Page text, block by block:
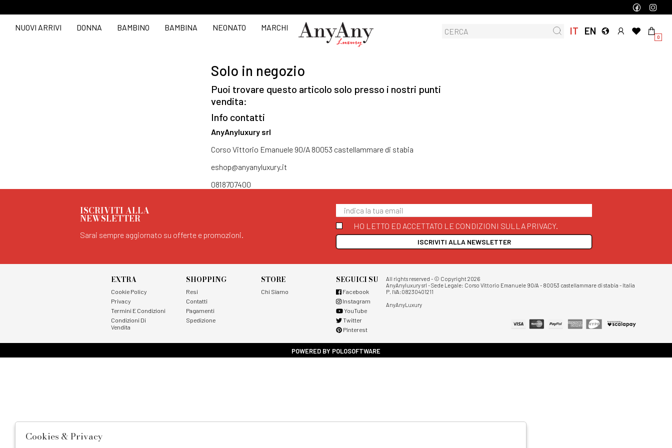
IT EN
0
NUOVI ARRIVI DONNA BAMBINO BAMBINA NEONATO MARCHI
Solo in negozio
Puoi trovare questo articolo solo presso i nostri punti
vendita:
Info contatti
AnyAnyluxury srl
Corso Vittorio Emanuele 90/A 80053 castellammare di stabia
eshop@anyanyluxury.it
0818707400
ISCRIVITI ALLA
NEWSLETTER
Sarai sempre aggiornato su offerte e promozioni.
HO LETTO ED ACCETTATO LE CONDIZIONI SULLA PRIVACY.
ISCRIVITI ALLA NEWSLETTER
EXTRA
Cookie Policy
Privacy
Termini E Condizioni
Condizioni Di
Vendita
SHOPPING
Resi
Contatti
Pagamenti
Spedizione
STORE
Chi Siamo
SEGUICI SU
Facebook
Instagram
YouTube
Twitter
Pinterest
All rights reserved - © Copyright 2026
AnyAnyluxury srl - Sede Legale: Corso Vittorio Emanuele 90/A - 80053 castellammare di stabia - Italia
P. IVA:08230401211
AnyAnyLuxury
POWERED BY POLOSOFTWARE
Cookies & Privacy